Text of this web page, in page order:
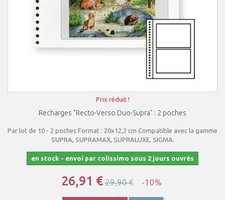
Prix réduit !
Recharges "Recto-Verso Duo-Supra" : 2 poches
Par lot de 10 - 2 poches Format : 20x12,2 cm Compatible avec la gamme
SUPRA, SUPRAMAX, SUPRALUXE, SIGMA.
en stock - envoi par colissimo sous 2 jours ouvrés
26,91 €29,90 € -10%